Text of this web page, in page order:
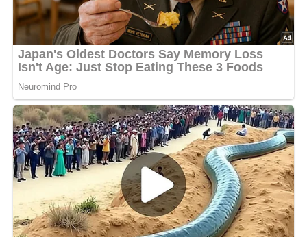
8 Scheiben Weißbrot
Semmelbrösel
75 g „Sonja“ (DDR-Haushalt-Margarine)
Senf
150 g gekochter Schinken
Lob, Kritik, Fragen oder Anregungen zum Rezept?
Dann hinterlasse doch bitte einen Kommentar am
Ende dieser Seite & auch eine Bewertung!